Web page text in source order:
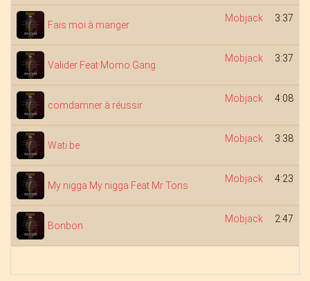
Fais moi à manger
Mobjack 3:37
Valider Feat Momo Gang
Mobjack 3:37
comdamner à réussir
Mobjack 4:08
Wati be
Mobjack 3:38
My nigga My nigga Feat Mr Tons
Mobjack 4:23
Bonbon
Mobjack 2:47